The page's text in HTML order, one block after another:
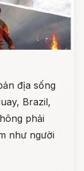
địa sống
Brazil,
phải
như người